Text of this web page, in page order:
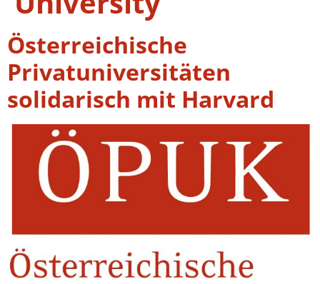
Österreichische
Privatuniversitäten
solidarisch mit Harvard